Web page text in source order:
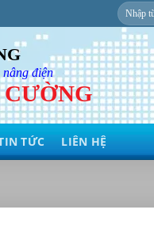
Tìm
kiếm:
nâng điện
TỨC LIÊN HỆ